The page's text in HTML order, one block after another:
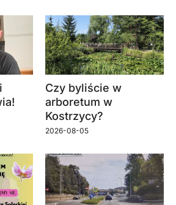
Czy byliście w
arboretum w
Kostrzycy?
2026-08-05